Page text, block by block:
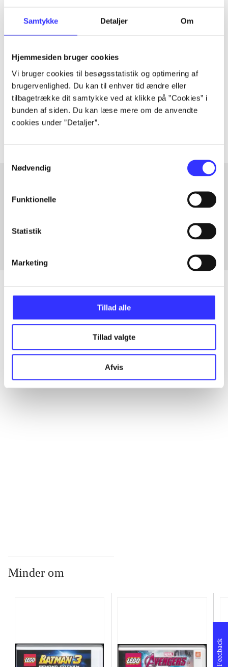
Samtykke Detaljer Om
Hjemmesiden bruger cookies
Vi bruger cookies til besøgsstatistik og optimering af
brugervenlighed. Du kan til enhver tid ændre eller
tilbagetrække dit samtykke ved at klikke på ”Cookies” i
bunden af siden. Du kan læse mere om de anvendte
cookies under ”Detaljer”.
Nødvendig
Funktionelle
Statistik
Marketing
Tillad alle
Tillad valgte
Afvis
Artiklen er en del af
lorem ipsum dolor sit amet ...
Tidsskrift
Artiklerne ihandler ofte om
Artikler med samme emner
Artikler
Alle registrerede artikler fordelt på udgivelser
Minder om
Feedback